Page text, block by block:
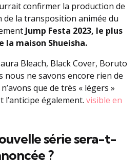
confirmer la production de
de la transposition animée du
Jump Festa 2023, le plus
la maison Shueisha.
Bleach, Black Cover, Boruto
nous ne savons encore rien de
que de très « légers »
l’anticipe également. visible en
série sera-t-
?